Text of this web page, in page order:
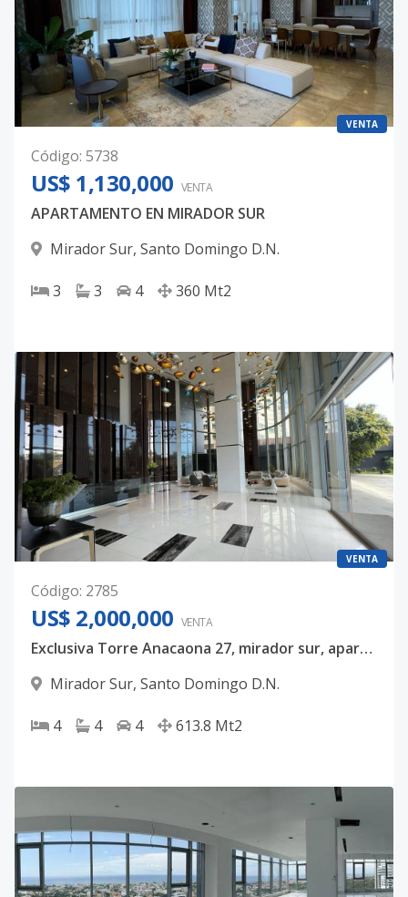
VENTA
Código: 5738
US$ 1,130,000 VENTA
APARTAMENTO EN MIRADOR SUR
Mirador Sur, Santo Domingo D.N.
3 3 4 360 Mt2
VENTA
Código: 2785
US$ 2,000,000 VENTA
Exclusiva Torre Anacaona 27, mirador sur, apartamento en venta, piso 13 completo , 613mts, USD$ 2,200,000
Mirador Sur, Santo Domingo D.N.
4 4 4 613.8 Mt2